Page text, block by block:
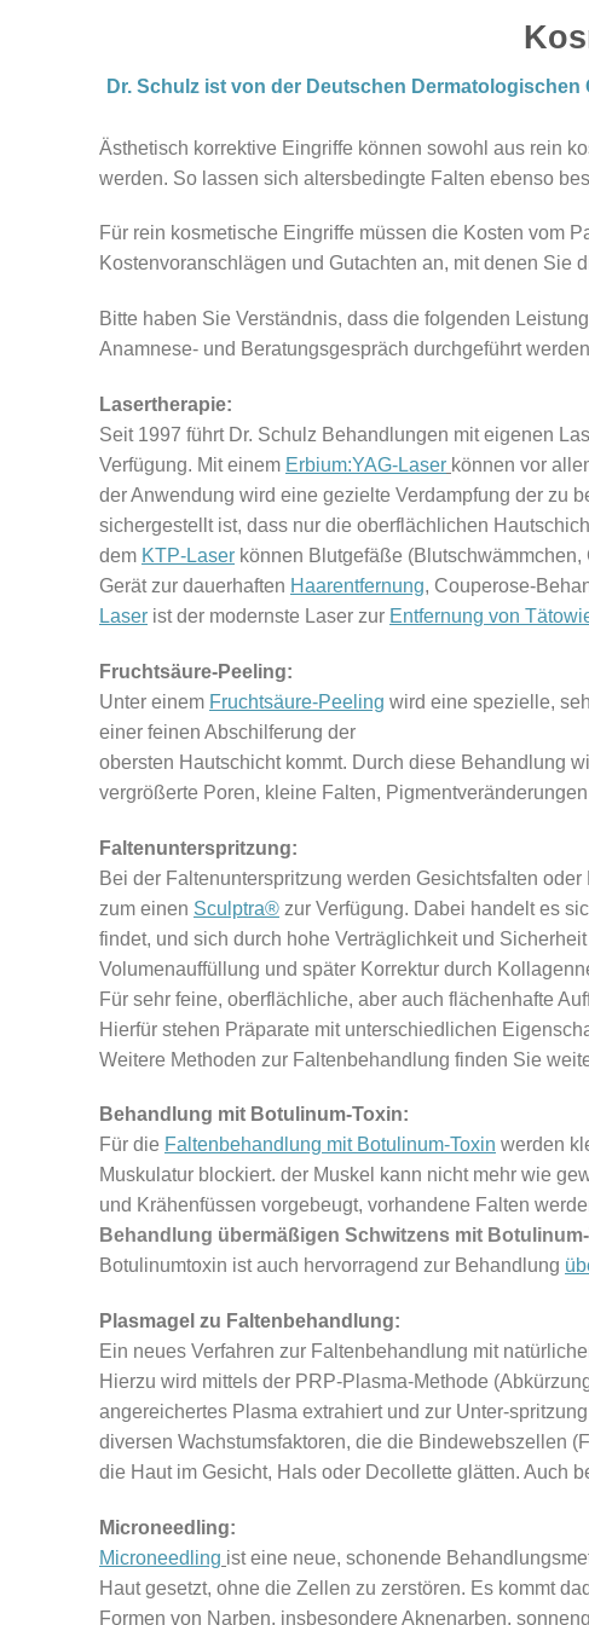
Dr. Schulz ist von der Deutschen
Ästhetisch korrektive Eingriffe können sowohl aus rein
werden. So lassen sich altersbedingte Falten ebenso
Für rein kosmetische Eingriffe müssen die Kosten vom
Kostenvoranschlägen und Gutachten an, mit denen Sie
Bitte haben Sie Verständnis, dass die folgenden
Anamnese- und Beratungsgespräch durchgeführt
Lasertherapie:
Seit 1997 führt Dr. Schulz Behandlungen mit eigenen
Verfügung. Mit einem Erbium:YAG-Laser können vor
der Anwendung wird eine gezielte Verdampfung der zu
sichergestellt ist, dass nur die oberflächlichen
dem KTP-Laser können Blutgefäße
Gerät zur dauerhaften Haarentfernung, Couperose-
Laser ist der modernste Laser zur Entfernung von
Fruchtsäure-Peeling:
Unter einem Fruchtsäure-Peeling wird eine spezielle,
einer feinen Abschilferung der
obersten Hautschicht kommt. Durch diese Behandlung
vergrößerte Poren, kleine Falten,
Faltenunterspritzung:
Bei der Faltenunterspritzung werden Gesichtsfalten
zum einen Sculptra® zur Verfügung. Dabei handelt es
findet, und sich durch hohe Verträglichkeit und
Volumenauffüllung und später Korrektur durch
Für sehr feine, oberflächliche, aber auch flächenhafte
Hierfür stehen Präparate mit unterschiedlichen
Weitere Methoden zur Faltenbehandlung finden Sie
Behandlung mit Botulinum-Toxin:
Für die Faltenbehandlung mit Botulinum-Toxin werden
Muskulatur blockiert. der Muskel kann nicht mehr wie
und Krähenfüssen vorgebeugt, vorhandene Falten
Behandlung übermäßigen Schwitzens mit
Botulinumtoxin ist auch hervorragend zur Behandlung
Plasmagel zu Faltenbehandlung:
Ein neues Verfahren zur Faltenbehandlung mit
Hierzu wird mittels der PRP-Plasma-Methode
angereichertes Plasma extrahiert und zur Unter-
diversen Wachstumsfaktoren, die die Bindewebszellen
die Haut im Gesicht, Hals oder Decollette glätten. Auch
Microneedling:
Microneedling ist eine neue, schonende
Haut gesetzt, ohne die Zellen zu zerstören. Es kommt
Formen von Narben, insbesondere Aknenarben,